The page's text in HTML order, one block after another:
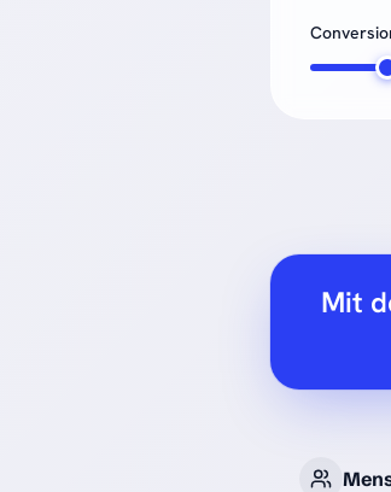
Mit